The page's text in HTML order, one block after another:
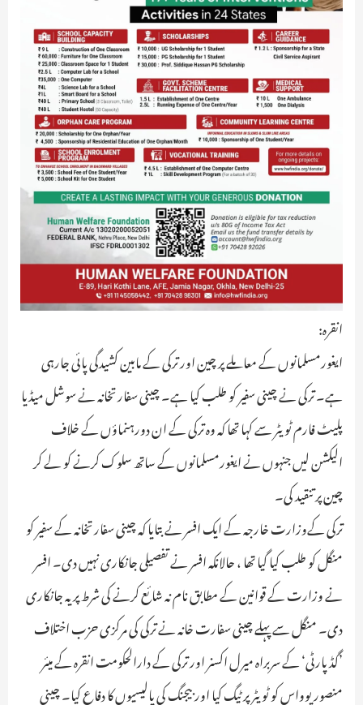
انقرہ:
ایغورمسلمانوں کے معاملے پر چین اور ترکی کے مابین کشیدگی پائی جارہی
ہے۔ ترکی نے چینی سفیر کو طلب کیا ہے۔ چینی سفارتخانہ نے سوشل میڈیا
پلیٹ فارم ٹویٹر سے کہا تھا کہ وہ ترکی کے ان دورہنماؤں کے خلاف
الیکشن لیں جنہوں نے ایغورمسلمانوں کے ساتھ سلوک کرنے کو لے کر
چین پر تنقید کی۔
ترکی کےوزارت خارجہ کے ایک افسر نے بتایا کہ چینی سفارتخانہ کے سفیر کو
منگل کو طلب کیا گیا تھا ، حالانکہ افسر نے تفصیلی جانکاری نہیں دی۔ افسر
نے وزارت کے قوانین کے مطابق نام نہ شائع کرنے کی شرط پر یہ جانکاری
دی۔ منگل سے پہلے چینی سفارت خانہ نے ترکی کی مرکزی حزب اختلاف
’گڈ پارٹی‘ کے سربراہ میرل اکسنر اور ترکی کے دارالحکومت انقرہ کے میئر
منصور یوواس کو ٹویٹر پر ٹیگ کیا اور بیجنگ کی پالیسیوں کا دفاع کیا۔ چینی